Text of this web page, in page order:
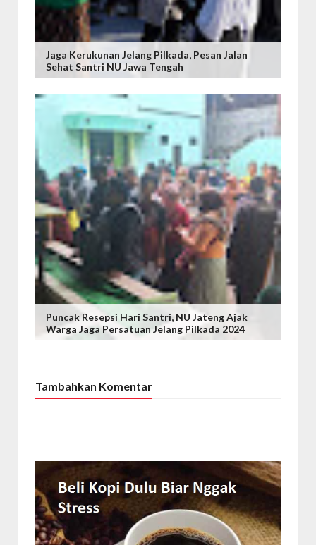
Jaga Kerukunan Jelang Pilkada, Pesan Jalan
Sehat Santri NU Jawa Tengah
Puncak Resepsi Hari Santri, NU Jateng Ajak
Warga Jaga Persatuan Jelang Pilkada 2024
Tambahkan Komentar